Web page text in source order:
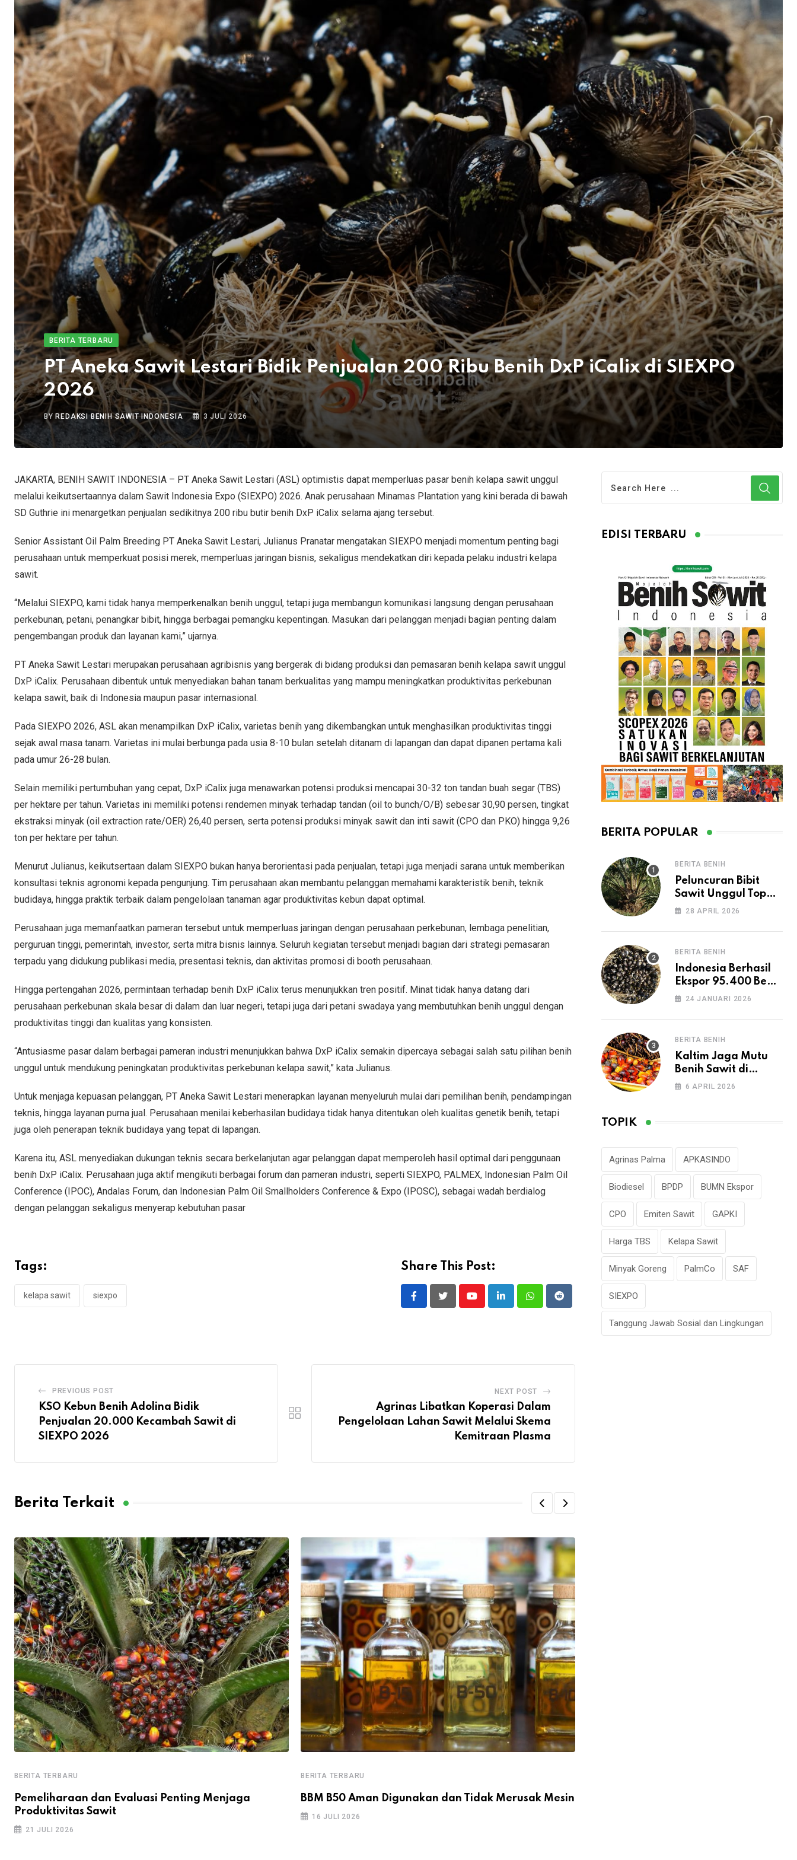
BERITA TERBARU
PT Aneka Sawit Lestari Bidik Penjualan 200 Ribu Benih DxP iCalix di SIEXPO
2026
BY REDAKSI BENIH SAWIT INDONESIA 3 JULI 2026
JAKARTA, BENIH SAWIT INDONESIA – PT Aneka Sawit Lestari (ASL) optimistis dapat memperluas pasar benih kelapa sawit unggul
melalui keikutsertaannya dalam Sawit Indonesia Expo (SIEXPO) 2026. Anak perusahaan Minamas Plantation yang kini berada di bawah
SD Guthrie ini menargetkan penjualan sedikitnya 200 ribu butir benih DxP iCalix selama ajang tersebut.
Senior Assistant Oil Palm Breeding PT Aneka Sawit Lestari, Julianus Pranatar mengatakan SIEXPO menjadi momentum penting bagi
perusahaan untuk memperkuat posisi merek, memperluas jaringan bisnis, sekaligus mendekatkan diri kepada pelaku industri kelapa
sawit.
“Melalui SIEXPO, kami tidak hanya memperkenalkan benih unggul, tetapi juga membangun komunikasi langsung dengan perusahaan
perkebunan, petani, penangkar bibit, hingga berbagai pemangku kepentingan. Masukan dari pelanggan menjadi bagian penting dalam
pengembangan produk dan layanan kami,” ujarnya.
PT Aneka Sawit Lestari merupakan perusahaan agribisnis yang bergerak di bidang produksi dan pemasaran benih kelapa sawit unggul
DxP iCalix. Perusahaan dibentuk untuk menyediakan bahan tanam berkualitas yang mampu meningkatkan produktivitas perkebunan
kelapa sawit, baik di Indonesia maupun pasar internasional.
Pada SIEXPO 2026, ASL akan menampilkan DxP iCalix, varietas benih yang dikembangkan untuk menghasilkan produktivitas tinggi
sejak awal masa tanam. Varietas ini mulai berbunga pada usia 8-10 bulan setelah ditanam di lapangan dan dapat dipanen pertama kali
pada umur 26-28 bulan.
Selain memiliki pertumbuhan yang cepat, DxP iCalix juga menawarkan potensi produksi mencapai 30-32 ton tandan buah segar (TBS)
per hektare per tahun. Varietas ini memiliki potensi rendemen minyak terhadap tandan (oil to bunch/O/B) sebesar 30,90 persen, tingkat
ekstraksi minyak (oil extraction rate/OER) 26,40 persen, serta potensi produksi minyak sawit dan inti sawit (CPO dan PKO) hingga 9,26
ton per hektare per tahun.
Menurut Julianus, keikutsertaan dalam SIEXPO bukan hanya berorientasi pada penjualan, tetapi juga menjadi sarana untuk memberikan
konsultasi teknis agronomi kepada pengunjung. Tim perusahaan akan membantu pelanggan memahami karakteristik benih, teknik
budidaya, hingga praktik terbaik dalam pengelolaan tanaman agar produktivitas kebun dapat optimal.
Perusahaan juga memanfaatkan pameran tersebut untuk memperluas jaringan dengan perusahaan perkebunan, lembaga penelitian,
perguruan tinggi, pemerintah, investor, serta mitra bisnis lainnya. Seluruh kegiatan tersebut menjadi bagian dari strategi pemasaran
terpadu yang didukung publikasi media, presentasi teknis, dan aktivitas promosi di booth perusahaan.
Hingga pertengahan 2026, permintaan terhadap benih DxP iCalix terus menunjukkan tren positif. Minat tidak hanya datang dari
perusahaan perkebunan skala besar di dalam dan luar negeri, tetapi juga dari petani swadaya yang membutuhkan benih unggul dengan
produktivitas tinggi dan kualitas yang konsisten.
“Antusiasme pasar dalam berbagai pameran industri menunjukkan bahwa DxP iCalix semakin dipercaya sebagai salah satu pilihan benih
unggul untuk mendukung peningkatan produktivitas perkebunan kelapa sawit,” kata Julianus.
Untuk menjaga kepuasan pelanggan, PT Aneka Sawit Lestari menerapkan layanan menyeluruh mulai dari pemilihan benih, pendampingan
teknis, hingga layanan purna jual. Perusahaan menilai keberhasilan budidaya tidak hanya ditentukan oleh kualitas genetik benih, tetapi
juga oleh penerapan teknik budidaya yang tepat di lapangan.
Karena itu, ASL menyediakan dukungan teknis secara berkelanjutan agar pelanggan dapat memperoleh hasil optimal dari penggunaan
benih DxP iCalix. Perusahaan juga aktif mengikuti berbagai forum dan pameran industri, seperti SIEXPO, PALMEX, Indonesian Palm Oil
Conference (IPOC), Andalas Forum, dan Indonesian Palm Oil Smallholders Conference & Expo (IPOSC), sebagai wadah berdialog
dengan pelanggan sekaligus menyerap kebutuhan pasar
Tags:
kelapa sawit siexpo
Share This Post:
YoutubeLinkedInWhatsappReddit
PREVIOUS POST
KSO Kebun Benih Adolina Bidik
Penjualan 20.000 Kecambah Sawit di
SIEXPO 2026
NEXT POST
Agrinas Libatkan Koperasi Dalam
Pengelolaan Lahan Sawit Melalui Skema
Kemitraan Plasma
Berita Terkait
BERITA TERBARU
Pemeliharaan dan Evaluasi Penting Menjaga
Produktivitas Sawit
21 JULI 2026
BERITA TERBARU
BBM B50 Aman Digunakan dan Tidak Merusak Mesin
16 JULI 2026
EDISI TERBARU
BERITA POPULAR
BERITA BENIH
Peluncuran Bibit
Sawit Unggul Topaz
oleh Asian Agri di
Peningkatan
28 APRIL 2026
BERITA BENIH
Indonesia Berhasil
Ekspor 95.400 Benih
Sawit ke Peru
24 JANUARI 2026
BERITA BENIH
Kaltim Jaga Mutu
Benih Sawit di
Tengah Lonjakan
6 APRIL 2026
TOPIK
Agrinas Palma APKASINDO
Biodiesel BPDP BUMN Ekspor
CPO Emiten Sawit GAPKI
Harga TBS Kelapa Sawit
Minyak Goreng PalmCo SAF
SIEXPO
Tanggung Jawab Sosial dan Lingkungan